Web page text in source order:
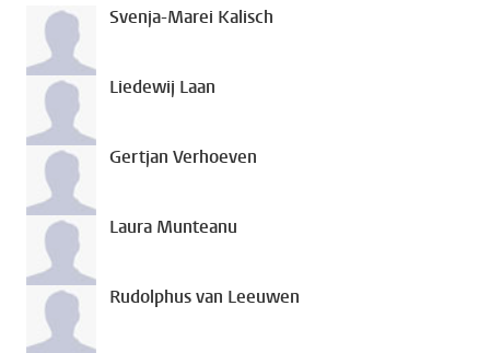
Svenja-Marei Kalisch
Liedewij Laan
Gertjan Verhoeven
Laura Munteanu
Rudolphus van Leeuwen